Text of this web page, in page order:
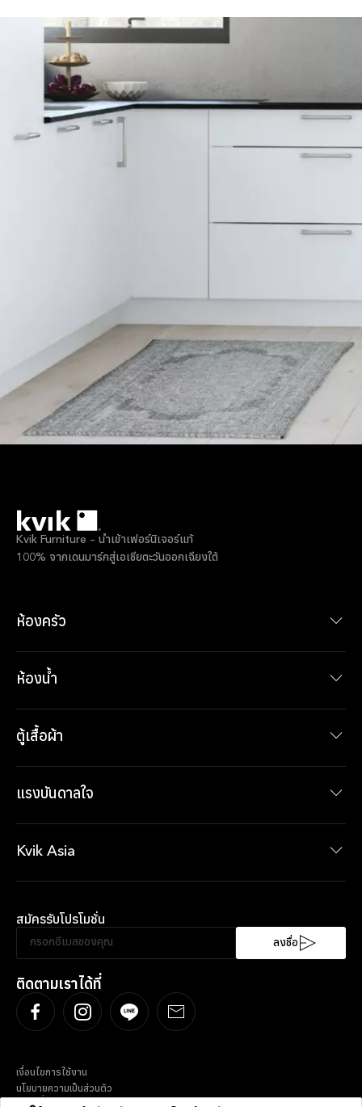
Kvik Furniture – นำเข้าเฟอร์นิเจอร์แท้
100% จากเดนมาร์กสู่เอเชียตะวันออกเฉียงใต้
ห้องครัว
ผลิตภัณฑ์ภายในห้องครัว
ห้องน้ำ
ผลิตภัณฑ์ภายในห้องน้ำ
ตู้เสื้อผ้า
ผลิตภัณฑ์ภายในตู้เสื้อผ้า
แรงบันดาลใจ
ข้อเสนอปัจจุบัน
Kvik Asia
ความยั่งยืน
SociableKitchen®
ติดตามเราได้ที่
สมัครรับโปรโมชั่น
ลงชื่อ
เงื่อนไขการใช้งาน
นโยบายความเป็นส่วนตัว